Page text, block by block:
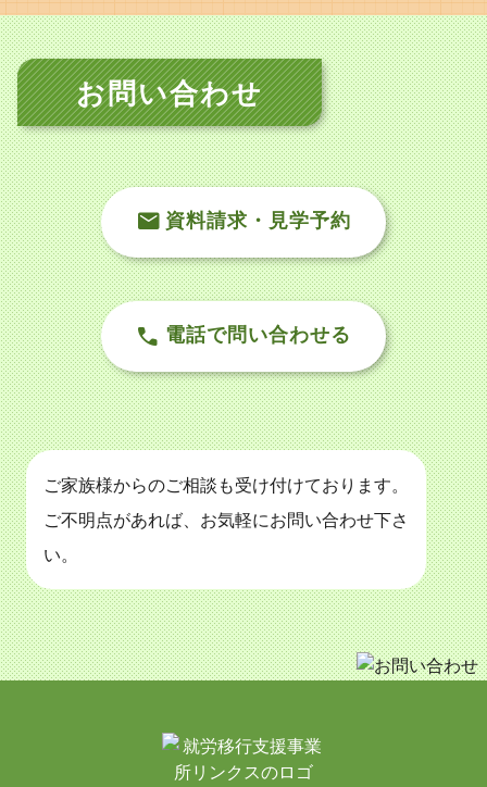
お問い合わせ
資料請求・見学予約
電話で問い合わせる
ご家族様からのご相談も受け付けております。
ご不明点があれば、お気軽にお問い合わせ下さ
い。